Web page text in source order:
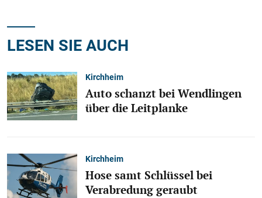
LESEN SIE AUCH
Kirchheim
Auto schanzt bei Wendlingen
über die Leitplanke
Kirchheim
Hose samt Schlüssel bei
Verabredung geraubt